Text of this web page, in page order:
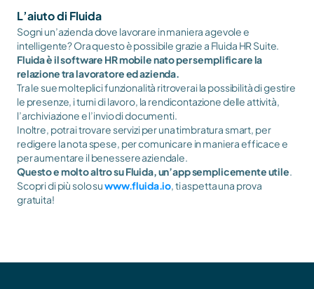
L’aiuto di Fluida
Sogni un’azienda dove lavorare in maniera agevole e
intelligente? Ora questo è possibile grazie a Fluida HR Suite.
Fluida è il software HR mobile nato per semplificare la
relazione tra lavoratore ed azienda.
Tra le sue molteplici funzionalità ritroverai la possibilità di gestire
le presenze, i turni di lavoro, la rendicontazione delle attività,
l’archiviazione e l’invio di documenti.
Inoltre, potrai trovare servizi per una timbratura smart, per
redigere la nota spese, per comunicare in maniera efficace e
per aumentare il benessere aziendale.
Questo e molto altro su Fluida, un’app semplicemente utile.
Scopri di più solo su www.fluida.io, ti aspetta una prova
gratuita!